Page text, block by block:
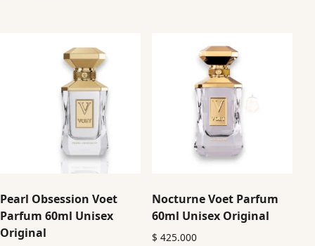
Pearl Obsession Voet
Parfum 60ml Unisex
Original
Nocturne Voet Parfum
60ml Unisex Original
$ 425.000